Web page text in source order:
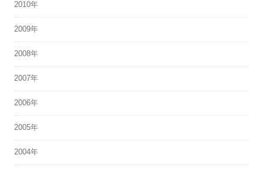
2010年
2009年
2008年
2007年
2006年
2005年
2004年